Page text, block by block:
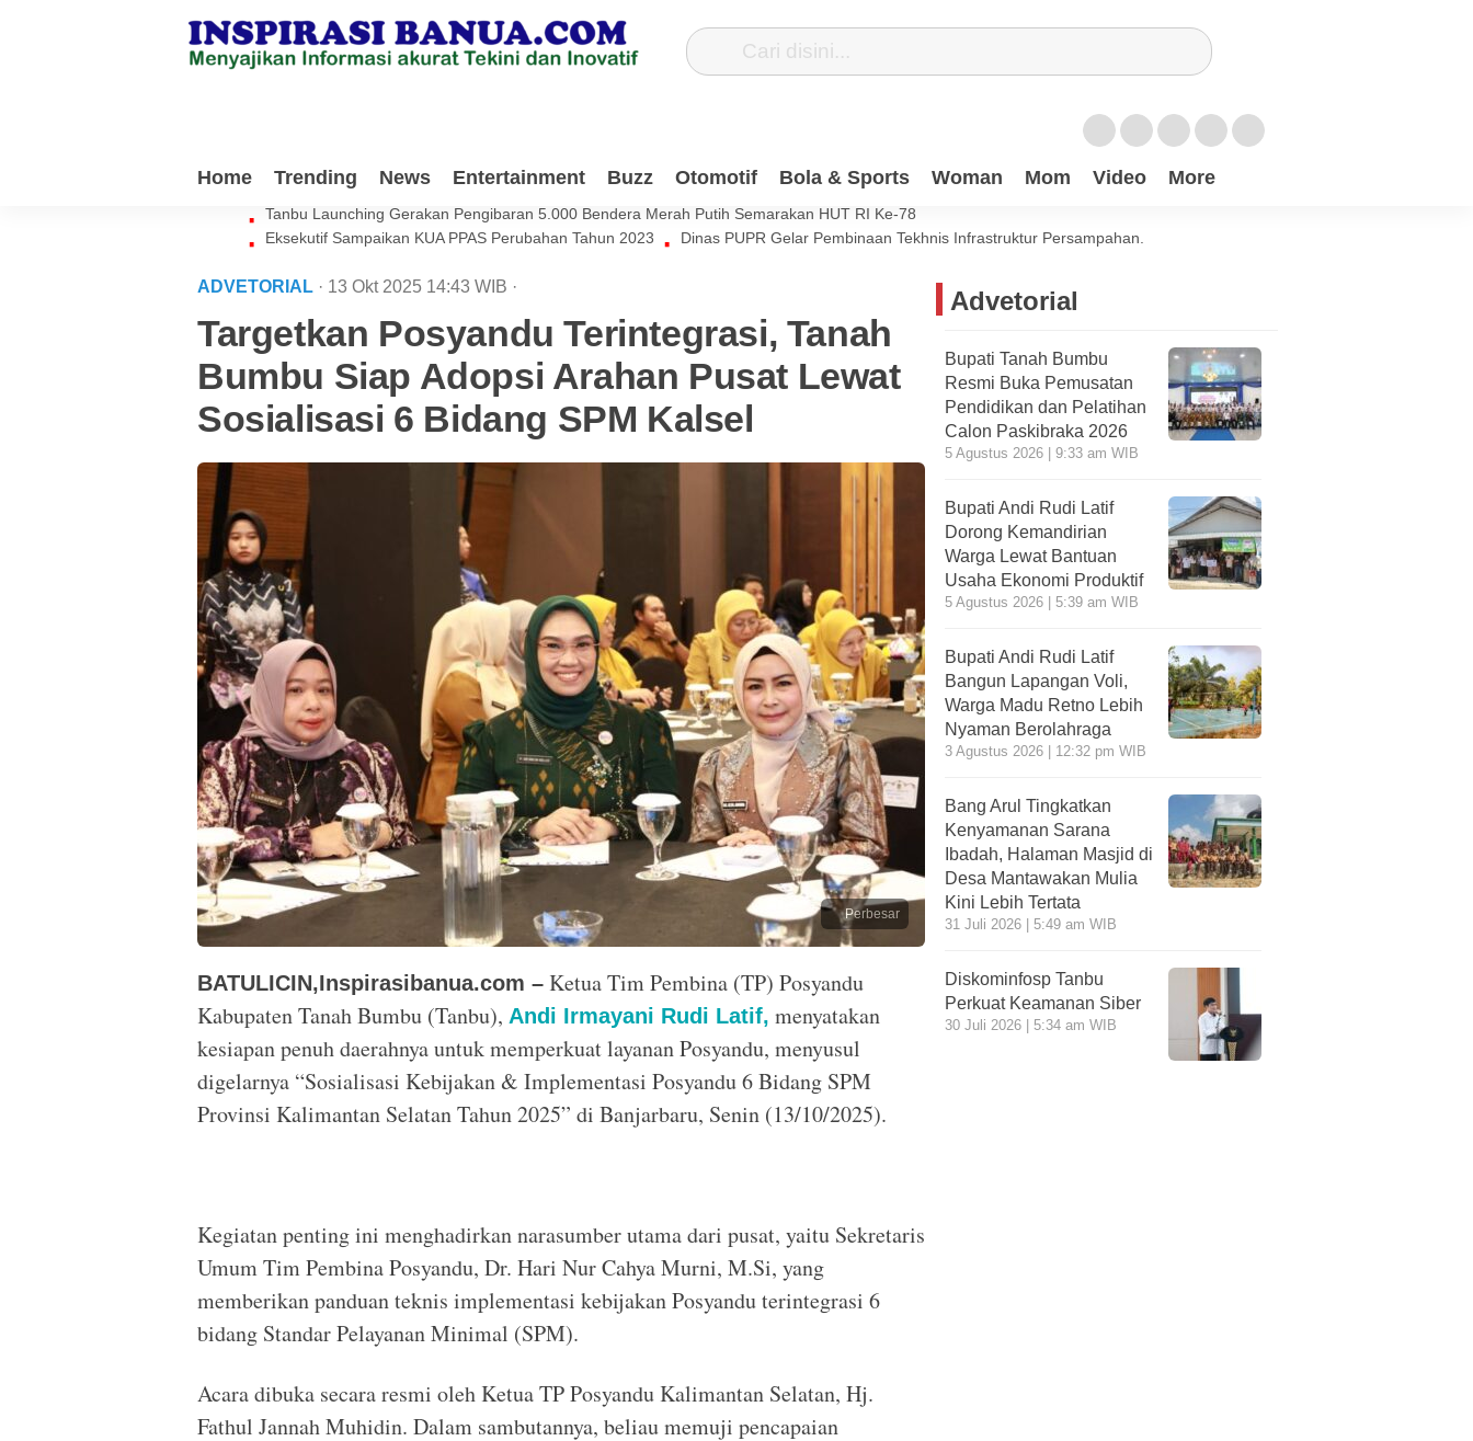
Home Trending News Entertainment Buzz Otomotif Bola & Sports Woman Mom Video More
Waket DPRD Tanbu Sebut Generasi Muda Harus Ikut Berkontribusi Untuk Negeri
Tanbu Launching Gerakan Pengibaran 5.000 Bendera Merah Putih Semarakan HUT RI Ke-78
Eksekutif Sampaikan KUA PPAS Perubahan Tahun 2023
Dinas PUPR Gelar Pembinaan Tekhnis Infrastruktur Persampahan.
ADVETORIAL · 13 Okt 2025 14:43 WIB ·
Targetkan Posyandu Terintegrasi, Tanah
Bumbu Siap Adopsi Arahan Pusat Lewat
Sosialisasi 6 Bidang SPM Kalsel
Perbesar
BATULICIN,Inspirasibanua.com – Ketua Tim Pembina (TP) Posyandu
Kabupaten Tanah Bumbu (Tanbu), Andi Irmayani Rudi Latif, menyatakan
kesiapan penuh daerahnya untuk memperkuat layanan Posyandu, menyusul
digelarnya “Sosialisasi Kebijakan & Implementasi Posyandu 6 Bidang SPM
Provinsi Kalimantan Selatan Tahun 2025” di Banjarbaru, Senin (13/10/2025).
Kegiatan penting ini menghadirkan narasumber utama dari pusat, yaitu Sekretaris
Umum Tim Pembina Posyandu, Dr. Hari Nur Cahya Murni, M.Si, yang
memberikan panduan teknis implementasi kebijakan Posyandu terintegrasi 6
bidang Standar Pelayanan Minimal (SPM).
Acara dibuka secara resmi oleh Ketua TP Posyandu Kalimantan Selatan, Hj.
Fathul Jannah Muhidin. Dalam sambutannya, beliau memuji pencapaian
Advetorial
Bupati Tanah Bumbu
Resmi Buka Pemusatan
Pendidikan dan Pelatihan
Calon Paskibraka 2026
5 Agustus 2026 | 9:33 am WIB
Bupati Andi Rudi Latif
Dorong Kemandirian
Warga Lewat Bantuan
Usaha Ekonomi Produktif
5 Agustus 2026 | 5:39 am WIB
Bupati Andi Rudi Latif
Bangun Lapangan Voli,
Warga Madu Retno Lebih
Nyaman Berolahraga
3 Agustus 2026 | 12:32 pm WIB
Bang Arul Tingkatkan
Kenyamanan Sarana
Ibadah, Halaman Masjid di
Desa Mantawakan Mulia
Kini Lebih Tertata
31 Juli 2026 | 5:49 am WIB
Diskominfosp Tanbu
Perkuat Keamanan Siber
30 Juli 2026 | 5:34 am WIB